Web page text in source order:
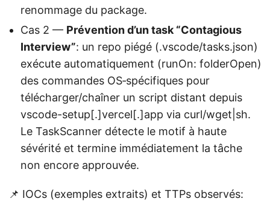
renommage du package.
Cas 2 — Prévention d’un task “Contagious
Interview”: un repo piégé (.vscode/tasks.json)
exécute automatiquement (runOn: folderOpen)
des commandes OS‑spécifiques pour
télécharger/chaîner un script distant depuis
vscode-setup[.]vercel[.]app via curl/wget|sh.
Le TaskScanner détecte le motif à haute
sévérité et termine immédiatement la tâche
non encore approuvée.
📌 IOCs (exemples extraits) et TTPs observés: